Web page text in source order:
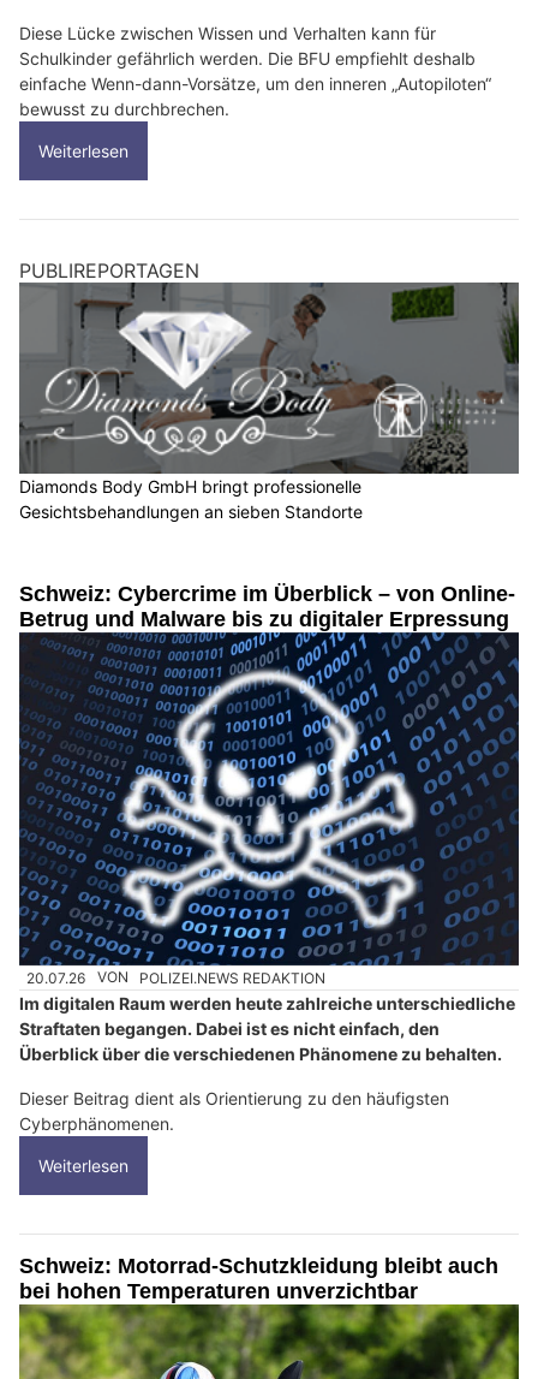
Diese Lücke zwischen Wissen und Verhalten kann für
Schulkinder gefährlich werden. Die BFU empfiehlt deshalb
einfache Wenn-dann-Vorsätze, um den inneren „Autopiloten“
bewusst zu durchbrechen.
Weiterlesen
PUBLIREPORTAGEN
Diamonds Body GmbH bringt professionelle
Gesichtsbehandlungen an sieben Standorte
Schweiz: Cybercrime im Überblick – von Online-
Betrug und Malware bis zu digitaler Erpressung
20.07.26 VON POLIZEI.NEWS REDAKTION
Im digitalen Raum werden heute zahlreiche unterschiedliche
Straftaten begangen. Dabei ist es nicht einfach, den
Überblick über die verschiedenen Phänomene zu behalten.
Dieser Beitrag dient als Orientierung zu den häufigsten
Cyberphänomenen.
Weiterlesen
Schweiz: Motorrad-Schutzkleidung bleibt auch
bei hohen Temperaturen unverzichtbar